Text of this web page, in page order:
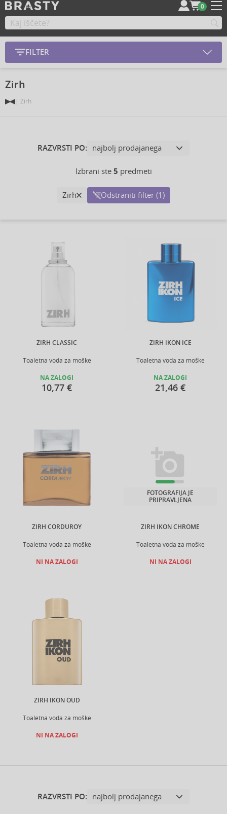
0
FILTER
Zirh
Zirh
RAZVRSTI PO:
Izbrani ste 5 predmeti
Zirh Odstraniti filter (1)
ZIRH CLASSIC
Toaletna voda za moške
NA ZALOGI
10,77 €
ZIRH IKON ICE
Toaletna voda za moške
NA ZALOGI
21,46 €
ZIRH CORDUROY
Toaletna voda za moške
NI NA ZALOGI
ZIRH IKON CHROME
Toaletna voda za moške
FOTOGRAFIJA JE
PRIPRAVLJENA
NI NA ZALOGI
ZIRH IKON OUD
Toaletna voda za moške
NI NA ZALOGI
RAZVRSTI PO: